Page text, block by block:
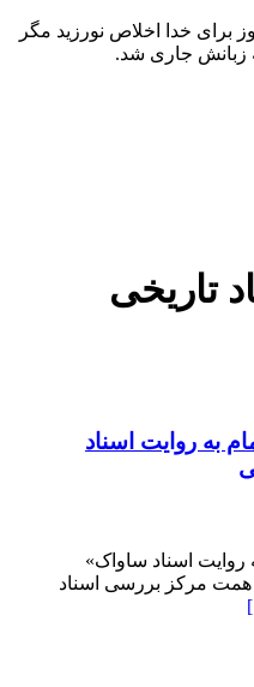
خدا اخلاص نورزید مگر
زبانش جاری شد.
تاریخی
به روایت اسناد
روایت اسناد ساواک»
به همت مرکز بررسی اسناد